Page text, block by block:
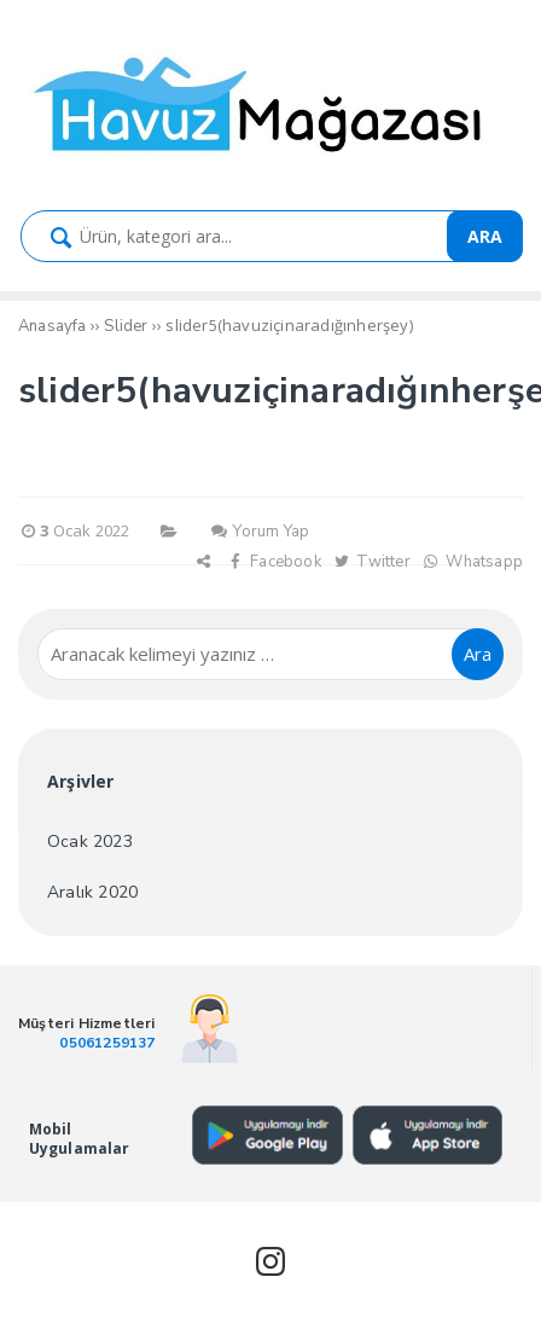
ARA
Anasayfa ›› Slider ›› slider5(havuziçinaradığınherşey)
3 Ocak 2022
Yorum Yap
Facebook
Twitter Whatsapp
Ara
Arşivler
Ocak 2023
Aralık 2020
Müşteri Hizmetleri
05061259137
Mobil
Uygulamalar